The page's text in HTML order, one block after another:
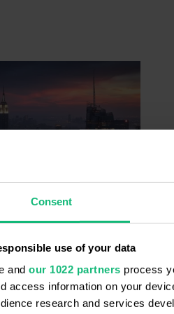
Consent
use of your data
and our 1022 partners process
access information on your
research and services
dział
skaluje się
6 marca 2026